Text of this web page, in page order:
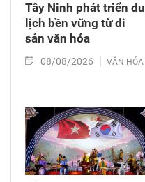
Tây Ninh phát triển du
lịch bền vững từ di
sản văn hóa
08/08/2026 VĂN HÓA